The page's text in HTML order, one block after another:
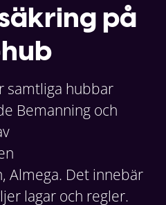
på
samtliga hubbar
Bemanning och
Almega. Det innebär
lagar och regler.